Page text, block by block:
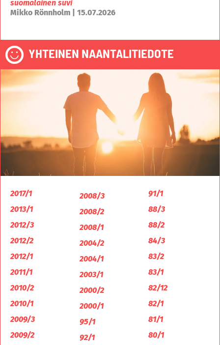
suomalainen suvi
Mikko Rönnholm | 15.07.2026
YHTEINEN NAANTALITIEDOTE
2017/1
2013/1
2012/3
2012/2
2012/1
2011/1
2010/2
2010/1
2009/3
2009/2
2008/3
2008/2
2008/1
2004/2
2004/1
2003/1
2000/2
2000/1
95/1
92/1
91/1
88/3
88/2
84/3
83/2
83/1
82/12
82/1
81/1
80/1